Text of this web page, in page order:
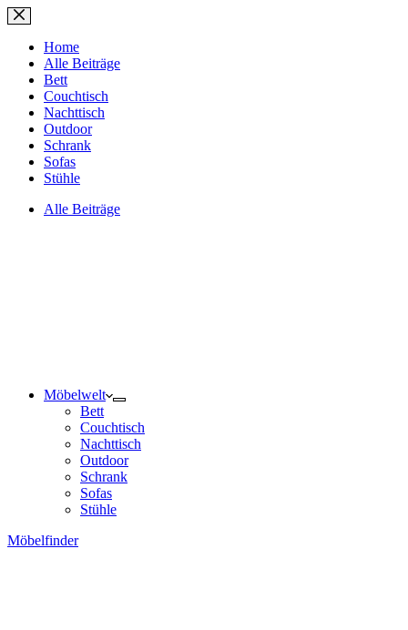
Zum
springenHome
Alle Beiträge
Bett
Couchtisch
Nachttisch
Outdoor
Schrank
Sofas
Stühle
Alle Beiträge
Möbelwelt
Bett
Couchtisch
Nachttisch
Outdoor
Schrank
Sofas
Stühle
Möbelfinder